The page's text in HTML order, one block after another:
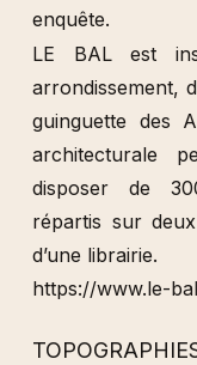
enquête.
LE BAL est
arrondissement,
guinguette des
architecturale
disposer de
répartis sur
d’une librairie.
https://www.le-